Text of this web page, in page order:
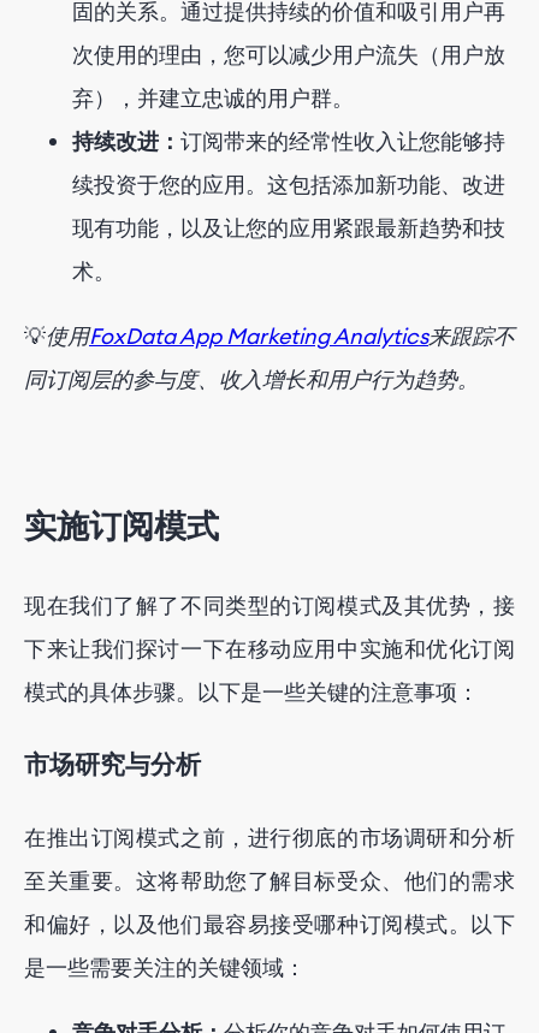
固的关系。通过提供持续的价值和吸引用户再
次使用的理由，您可以减少用户流失（用户放
弃），并建立忠诚的用户群。
持续改进： 订阅带来的经常性收入让您能够持
续投资于您的应用。这包括添加新功能、改进
现有功能，以及让您的应用紧跟最新趋势和技
术。
💡使用FoxData App Marketing Analytics来跟踪不
同订阅层的参与度、收入增长和用户行为趋势。
实施订阅模式
现在我们了解了不同类型的订阅模式及其优势，接
下来让我们探讨一下在移动应用中实施和优化订阅
模式的具体步骤。以下是一些关键的注意事项：
市场研究与分析
在推出订阅模式之前，进行彻底的市场调研和分析
至关重要。这将帮助您了解目标受众、他们的需求
和偏好，以及他们最容易接受哪种订阅模式。以下
是一些需要关注的关键领域：